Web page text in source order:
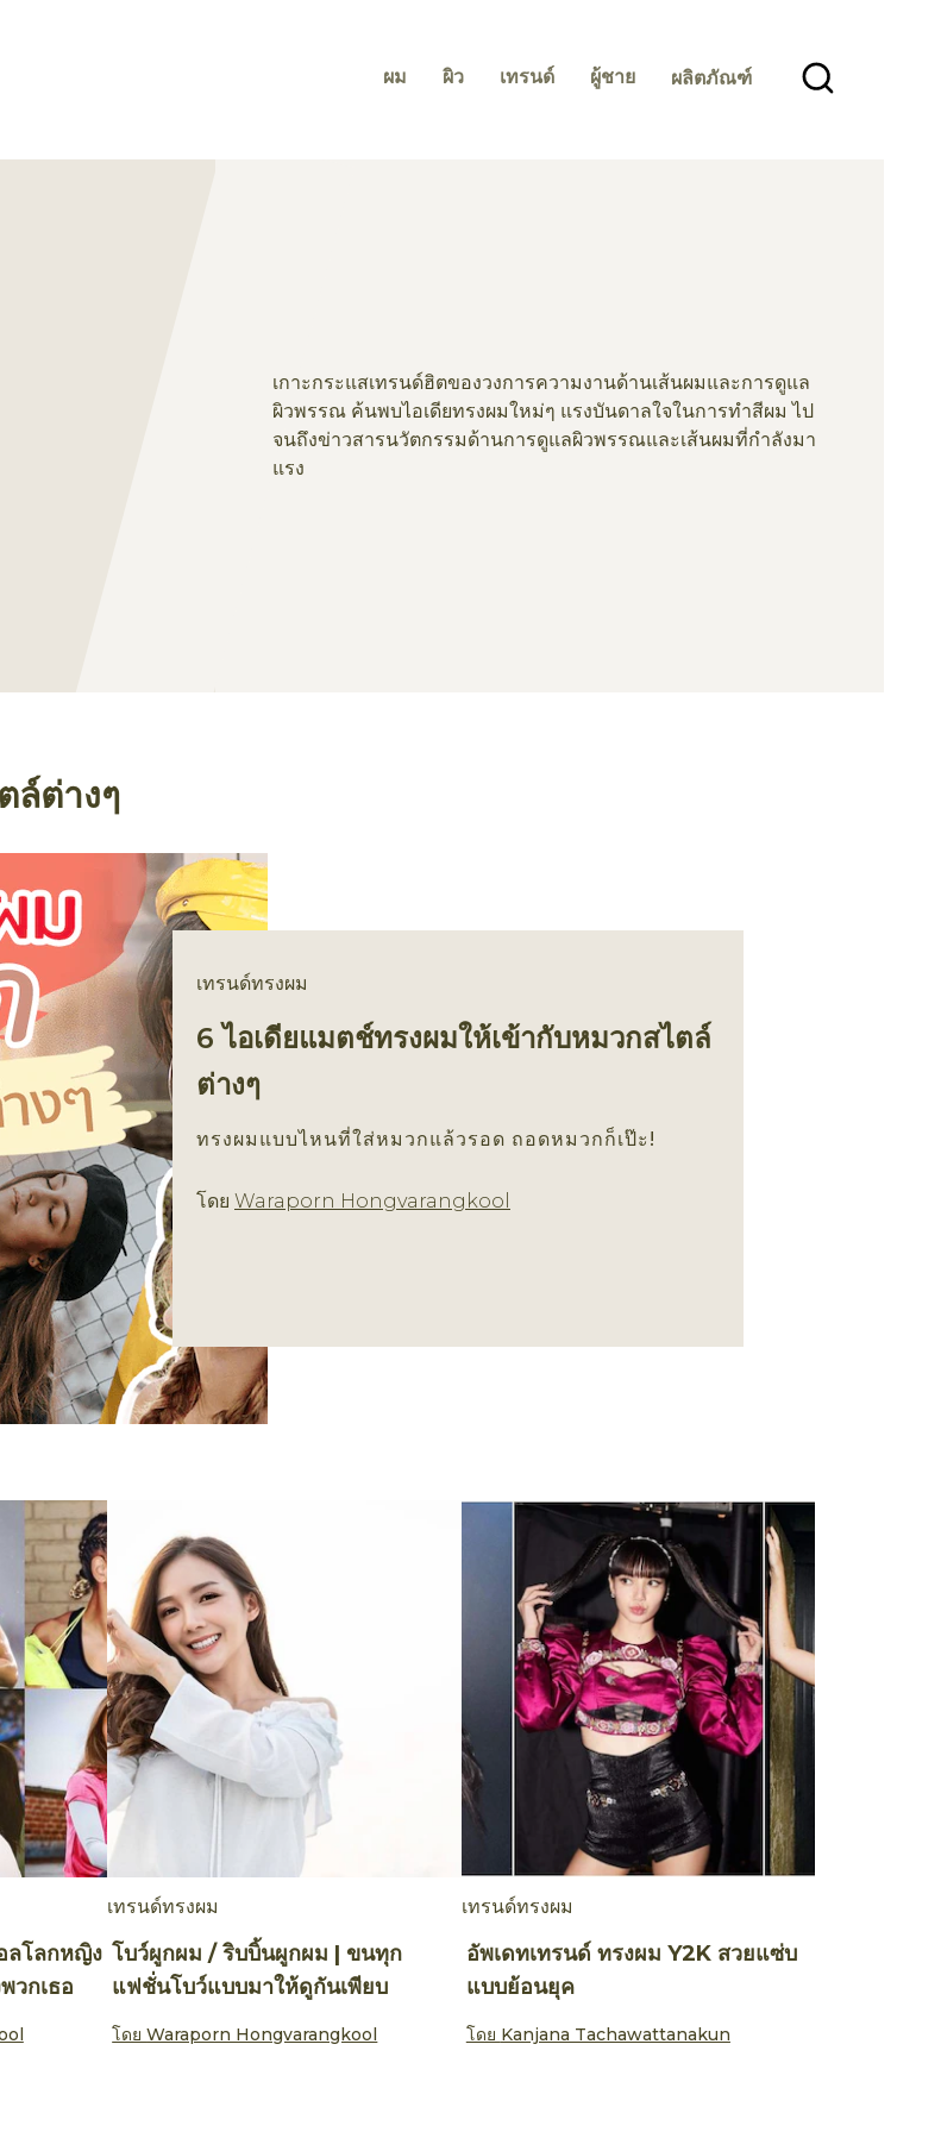
ผม ผิว เทรนด์ ผู้ชาย ผลิตภัณฑ์
เกาะกระแสเทรนด์ฮิตของวงการความงานด้านเส้นผมและการดูแล
ผิวพรรณ ค้นพบไอเดียทรงผมใหม่ๆ แรงบันดาลใจในการทำสีผม ไป
จนถึงข่าวสารนวัตกรรมด้านการดูแลผิวพรรณและเส้นผมที่กำลังมา
แรง
ล์ต่างๆ
เทรนด์ทรงผม
6 ไอเดียแมตช์ทรงผมให้เข้ากับหมวกสไตล์
ต่างๆ
ทรงผมแบบไหนที่ใส่หมวกแล้วรอด ถอดหมวกก็เป๊ะ!
โดย Waraporn Hongvarangkool
ลโลกหญิง
วกเธอ
เทรนด์ทรงผม
โบว์ผูกผม / ริบบิ้นผูกผม | ขนทุก
แฟชั่นโบว์แบบมาให้ดูกันเพียบ
โดยWaraporn Hongvarangkool
เทรนด์ทรงผม
อัพเดทเทรนด์ ทรงผม Y2K สวยแซ่บ
แบบย้อนยุค
โดย Kanjana Tachawattanakun